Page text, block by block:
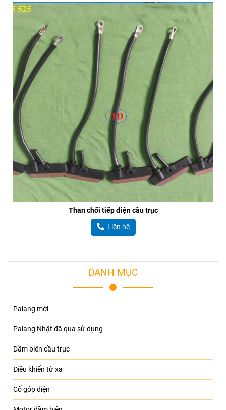
Than chổi tiếp điện cầu trục
Liên hệ
DANH MỤC
Palang mới
Palang Nhật đã qua sử dụng
Dầm biên cầu trục
Điều khiển từ xa
Cổ góp điện